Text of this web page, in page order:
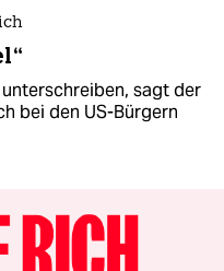
sagt der
bei den US-Bürgern